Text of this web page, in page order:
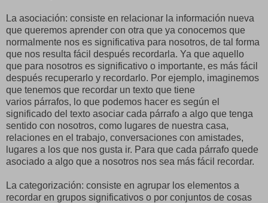
La asociación: consiste en relacionar la información nueva
que queremos aprender con otra que ya conocemos que
normalmente nos es significativa para nosotros, de tal forma
que nos resulta fácil después recordarla. Ya que aquello
que para nosotros es significativo o importante, es más fácil
después recuperarlo y recordarlo. Por ejemplo, imaginemos
que tenemos que recordar un texto que tiene
varios párrafos, lo que podemos hacer es según el
significado del texto asociar cada párrafo a algo que tenga
sentido con nosotros, como lugares de nuestra casa,
relaciones en el trabajo, conversaciones con amistades,
lugares a los que nos gusta ir. Para que cada párrafo quede
asociado a algo que a nosotros nos sea más fácil recordar.
La categorización: consiste en agrupar los elementos a
recordar en grupos significativos o por conjuntos de cosas